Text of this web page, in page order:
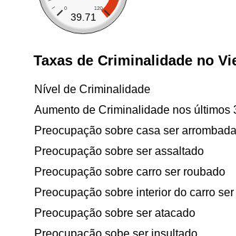
0 120
39.71
Taxas de Criminalidade no
Nível de Criminalidade
Aumento de Criminalidade nos últimos
Preocupação sobre casa ser
Preocupação sobre ser assaltado
Preocupação sobre carro ser roubado
Preocupação sobre interior do carro
Preocupação sobre ser atacado
Preocupação sobe ser insultado